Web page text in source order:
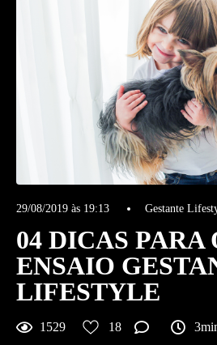
29/08/2019 às 19:13 Gestante
04 DICAS PARA
ENSAIO
LIFESTYLE
1529 18